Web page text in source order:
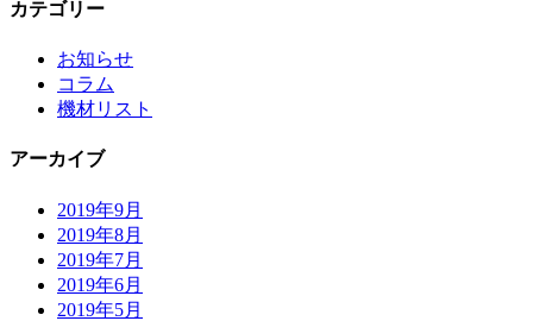
カテゴリー
お知らせ
コラム
機材リスト
アーカイブ
2019年9月
2019年8月
2019年7月
2019年6月
2019年5月